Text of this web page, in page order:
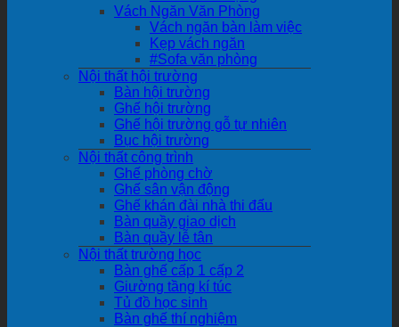
Vách Ngăn Văn Phòng
Vách ngăn bàn làm việc
Kẹp vách ngăn
#Sofa văn phòng
Nội thất hội trường
Bàn hội trường
Ghế hội trường
Ghế hội trường gỗ tự nhiên
Bục hội trường
Nội thất công trình
Ghế phòng chờ
Ghế sân vận động
Ghế khán đài nhà thi đấu
Bàn quầy giao dịch
Bàn quầy lễ tân
Nội thất trường học
Bàn ghế cấp 1 cấp 2
Giường tầng kí túc
Tủ đồ học sinh
Bàn ghế thí nghiệm